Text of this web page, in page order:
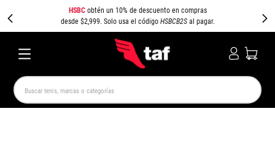
HSBCobtén un 10% de descuento en compras
desde $2,999. Solo usa el código HSBCB2Sal pagar.
Buscar tenis, marcas o categorías